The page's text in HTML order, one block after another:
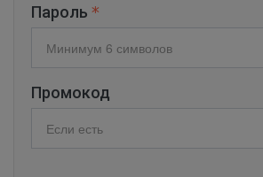
Пароль
Промокод